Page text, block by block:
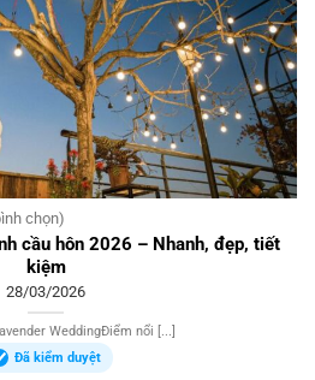
chọn)
cầu hôn 2026 – Nhanh, đẹp, tiết
kiệm
28/03/2026
WeddingĐiểm nổi [...]
Đã kiểm duyệt